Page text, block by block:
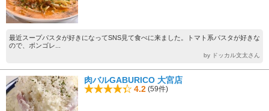
最近スープパスタが好きになってSNS見て食べに来ました。トマト系パスタが好きな
ので、ボンゴレ...
by ドッカル文太さん
肉バルGABURICO 大宮店
4.2 (59件)